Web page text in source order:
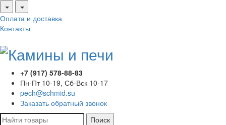
Оплата и доставка
Контакты
+7 (917) 578-88-83
Пн-Пт 10-19, Сб-Вск 10-17
pech@schmid.su
Заказать обратный звонок
Поиск